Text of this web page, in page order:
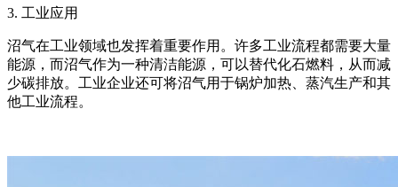
3. 工业应用
沼气在工业领域也发挥着重要作用。许多工业流程都需要大量
能源，而沼气作为一种清洁能源，可以替代化石燃料，从而减
少碳排放。工业企业还可将沼气用于锅炉加热、蒸汽生产和其
他工业流程。